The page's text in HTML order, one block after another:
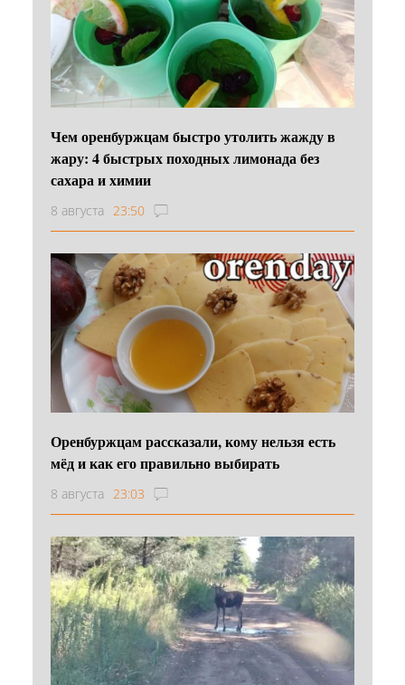
Чем оренбуржцам быстро утолить жажду в
жару: 4 быстрых походных лимонада без
сахара и химии
8 августа 23:50
Оренбуржцам рассказали, кому нельзя есть
мёд и как его правильно выбирать
8 августа 23:03